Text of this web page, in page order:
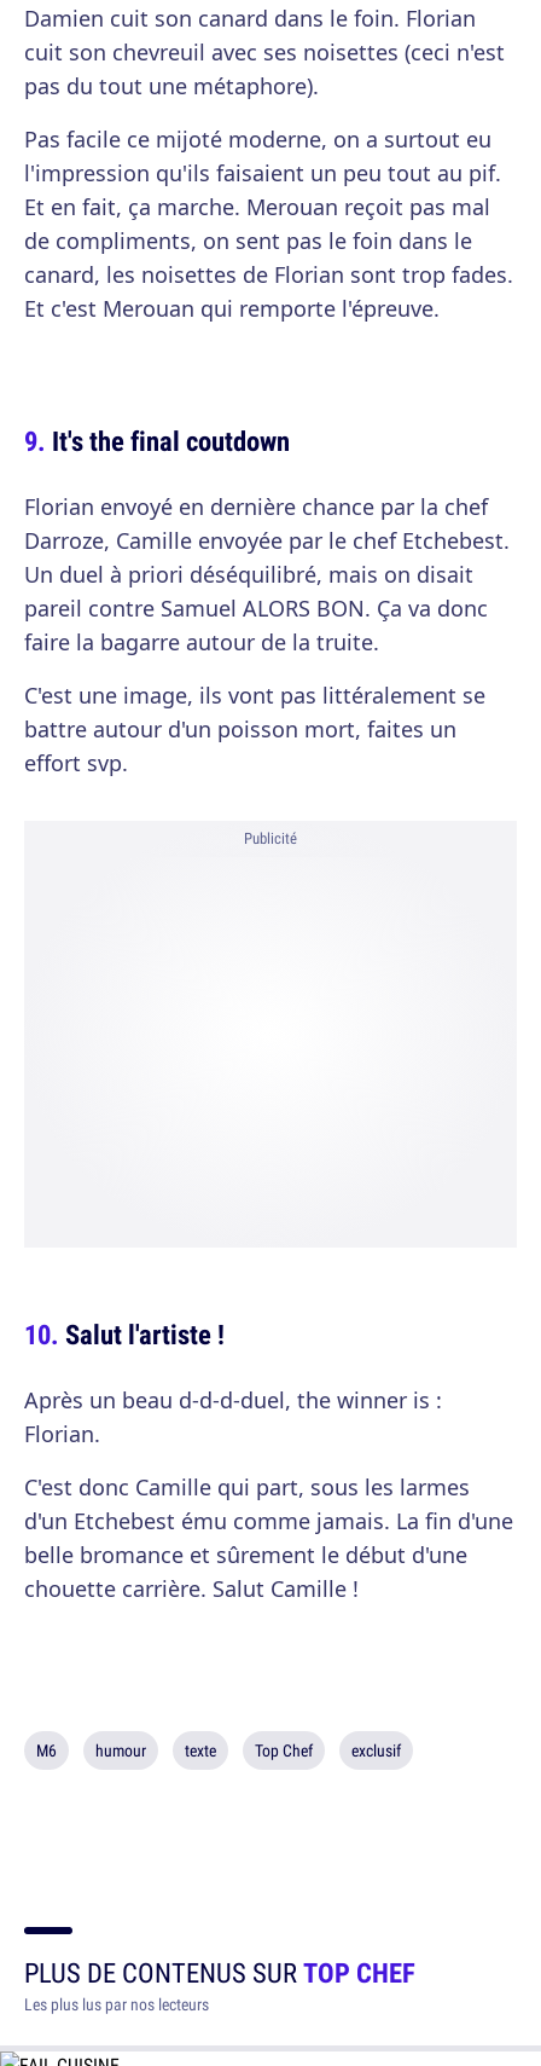
Damien cuit son canard dans le foin. Florian
cuit son chevreuil avec ses noisettes (ceci n'est
pas du tout une métaphore).
Pas facile ce mijoté moderne, on a surtout eu
l'impression qu'ils faisaient un peu tout au pif.
Et en fait, ça marche. Merouan reçoit pas mal
de compliments, on sent pas le foin dans le
canard, les noisettes de Florian sont trop fades.
Et c'est Merouan qui remporte l'épreuve.
It's the final coutdown
Florian envoyé en dernière chance par la chef
Darroze, Camille envoyée par le chef Etchebest.
Un duel à priori déséquilibré, mais on disait
pareil contre Samuel ALORS BON. Ça va donc
faire la bagarre autour de la truite.
C'est une image, ils vont pas littéralement se
battre autour d'un poisson mort, faites un
effort svp.
Publicité
Salut l'artiste !
Après un beau d-d-d-duel, the winner is :
Florian.
C'est donc Camille qui part, sous les larmes
d'un Etchebest ému comme jamais. La fin d'une
belle bromance et sûrement le début d'une
chouette carrière. Salut Camille !
M6 humour texte Top Chef exclusif
PLUS DE CONTENUS SURTOP CHEF
Les plus lus par nos lecteurs